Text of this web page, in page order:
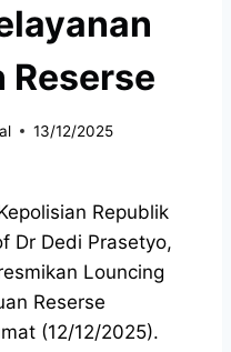
Reserse
13/12/2025
Republik
Dr Dedi Prasetyo,
Louncing
Reserse
(12/12/2025).